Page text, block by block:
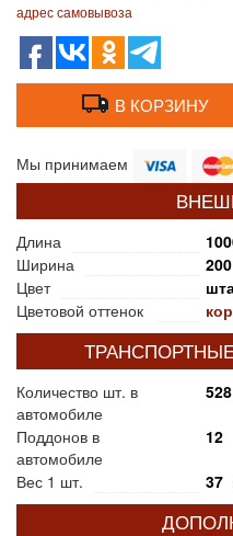
адрес самовывоза
В КОРЗИНУ
Мы принимаем
Длина
Ширина
Цвет
Цветовой оттенок
Количество шт. в
автомобиле
528
Поддонов в
автомобиле
12
Вес 1 шт. 37